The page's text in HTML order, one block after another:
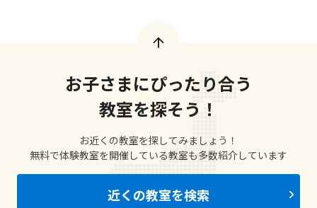
お子さまにぴったり合う
教室を探そう！
お近くの教室を探してみましょう！
無料で体験教室を開催している教室も多数紹介しています
近くの教室を検索